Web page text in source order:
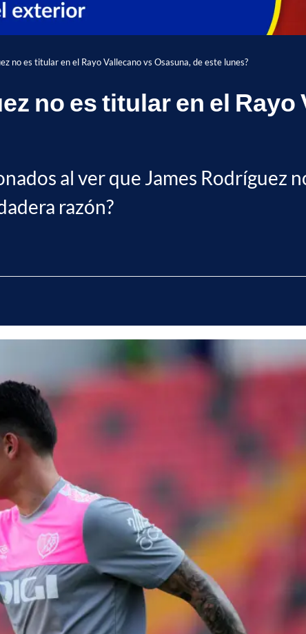
no es titular en el Rayo Vallecano vs Osasuna, de este lunes?
no es titular en el
al ver que James Rodríguez
razón?